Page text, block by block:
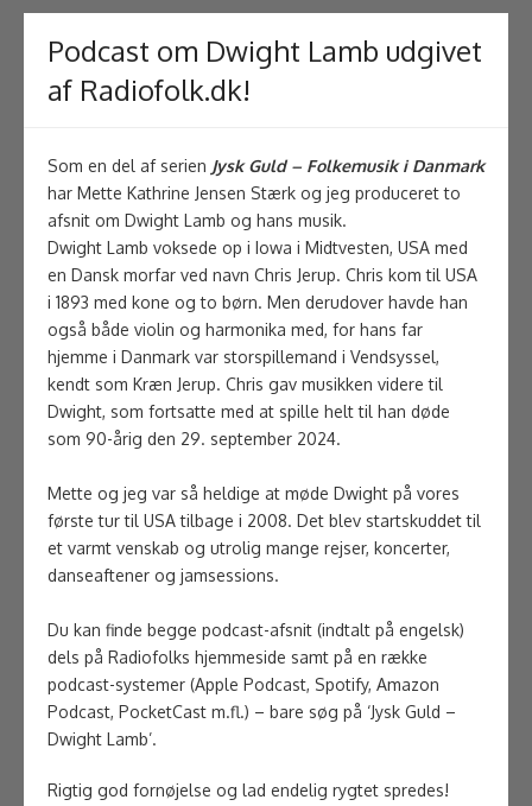
Podcast om Dwight Lamb udgivet
af Radiofolk.dk!
Som en del af serien Jysk Guld – Folkemusik i Danmark
har Mette Kathrine Jensen Stærk og jeg produceret to
afsnit om Dwight Lamb og hans musik.
Dwight Lamb voksede op i Iowa i Midtvesten, USA med
en Dansk morfar ved navn Chris Jerup. Chris kom til USA
i 1893 med kone og to børn. Men derudover havde han
også både violin og harmonika med, for hans far
hjemme i Danmark var storspillemand i Vendsyssel,
kendt som Kræn Jerup. Chris gav musikken videre til
Dwight, som fortsatte med at spille helt til han døde
som 90-årig den 29. september 2024.
Mette og jeg var så heldige at møde Dwight på vores
første tur til USA tilbage i 2008. Det blev startskuddet til
et varmt venskab og utrolig mange rejser, koncerter,
danseaftener og jamsessions.
Du kan finde begge podcast-afsnit (indtalt på engelsk)
dels på Radiofolks hjemmeside samt på en række
podcast-systemer (Apple Podcast, Spotify, Amazon
Podcast, PocketCast m.fl.) – bare søg på ‘Jysk Guld –
Dwight Lamb’.
Rigtig god fornøjelse og lad endelig rygtet spredes!